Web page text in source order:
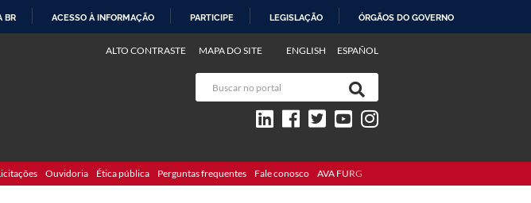
BR ACESSO À INFORMAÇÃO PARTICIPE LEGISLAÇÃO ÓRGÃOS DO GOVERNO
ENGLISH ESPAÑOL
ALTO CONTRASTE MAPA DO SITE
Ouvidoria Ética pública Perguntas frequentes Fale conosco AVA FURG